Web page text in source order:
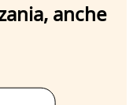
anche